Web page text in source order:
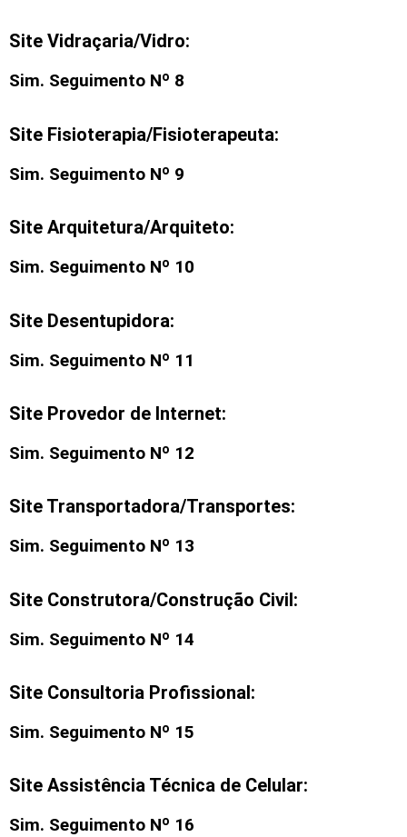
Site Vidraçaria/Vidro:
Sim. Seguimento Nº 8
Site Fisioterapia/Fisioterapeuta:
Sim. Seguimento Nº 9
Site Arquitetura/Arquiteto:
Sim. Seguimento Nº 10
Site Desentupidora:
Sim. Seguimento Nº 11
Site Provedor de Internet:
Sim. Seguimento Nº 12
Site Transportadora/Transportes:
Sim. Seguimento Nº 13
Site Construtora/Construção Civil:
Sim. Seguimento Nº 14
Site Consultoria Profissional:
Sim. Seguimento Nº 15
Site Assistência Técnica de Celular:
Sim. Seguimento Nº 16